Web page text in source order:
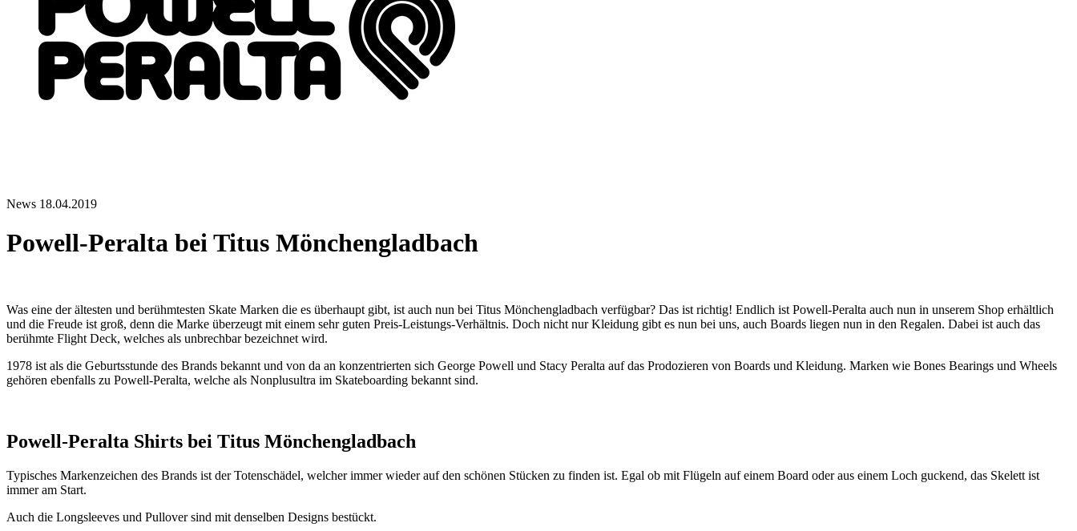
News 18.04.2019
Powell-Peralta bei Titus Mönchengladbach
Was eine der ältesten und berühmtesten Skate Marken die es überhaupt gibt, ist auch nun bei Titus Mönchengladbach verfügbar? Das ist richtig! Endlich ist Powell-Peralta auch nun in unserem Shop erhältlich
und die Freude ist groß, denn die Marke überzeugt mit einem sehr guten Preis-Leistungs-Verhältnis. Doch nicht nur Kleidung gibt es nun bei uns, auch Boards liegen nun in den Regalen. Dabei ist auch das
berühmte Flight Deck, welches als unbrechbar bezeichnet wird.
1978 ist als die Geburtsstunde des Brands bekannt und von da an konzentrierten sich George Powell und Stacy Peralta auf das Prodozieren von Boards und Kleidung. Marken wie Bones Bearings und Wheels
gehören ebenfalls zu Powell-Peralta, welche als Nonplusultra im Skateboarding bekannt sind.
Powell-Peralta Shirts bei Titus Mönchengladbach
Typisches Markenzeichen des Brands ist der Totenschädel, welcher immer wieder auf den schönen Stücken zu finden ist. Egal ob mit Flügeln auf einem Board oder aus einem Loch guckend, das Skelett ist
immer am Start.
Auch die Longsleeves und Pullover sind mit denselben Designs bestückt.